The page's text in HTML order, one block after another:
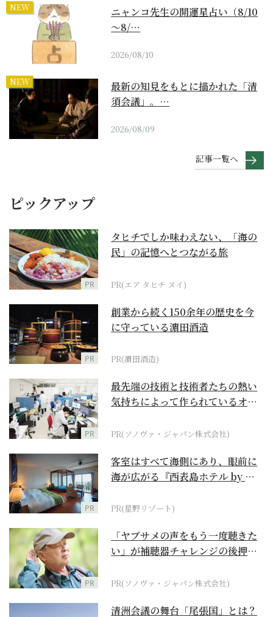
NEW
ニャンコ先生の開運星占い（8/10
～8/…
2026/08/10
NEW
最新の知見をもとに描かれた「清
須会議」。…
2026/08/09
記事一覧へ
ピックアップ
PR
タヒチでしか味わえない、「海の
民」の記憶へとつながる旅
PR(エア タヒチ ヌイ)
PR
創業から続く150余年の歴史を今
に守っている濵田酒造
PR(濵田酒造)
PR
最先端の技術と技術者たちの熱い
気持ちによって作られているオー
PR(ソノヴァ・ジャパン株式会社)
PR
客室はすべて海側にあり、眼前に
海が広がる『西表島ホテル by 星
PR(星野リゾート)
PR
「ヤブサメの声をもう一度聴きた
い」が補聴器チャレンジの後押し
PR(ソノヴァ・ジャパン株式会社)
清洲会議の舞台「尾張国」とは？